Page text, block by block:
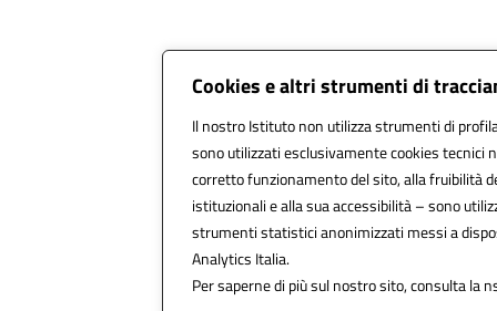
Cookies e altri strumenti di
Il nostro Istituto non utilizza strumenti di
sono utilizzati esclusivamente cookies tecnici
corretto funzionamento del sito, alla fruibilità
istituzionali e alla sua accessibilità – sono
strumenti statistici anonimizzati messi a
Analytics Italia.
Per saperne di più sul nostro sito, consulta la